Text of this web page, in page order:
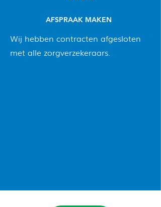
AFSPRAAK MAKEN
Wij hebben contracten afgesloten
met alle zorgverzekeraars.